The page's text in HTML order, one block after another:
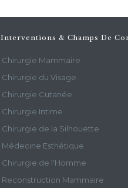
Interventions & Champs De
Chirurgie Mammaire
Chirurgie du Visage
Chirurgie Cutanée
Chirurgie Intime
Chirurgie de la Silhouette
Médecine Esthétique
Chirurgie de l'Homme
Reconstruction Mammaire